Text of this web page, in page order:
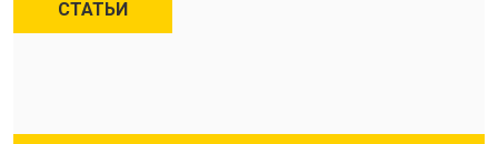
СТАТЬИ